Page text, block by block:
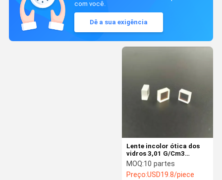
com você.
Dê a sua exigência
Lente incolor ótica dos
vidros 3,01 G/Cm3
6*6*3mm KTP
MOQ:10 partes
Preço:USD19.8/piece